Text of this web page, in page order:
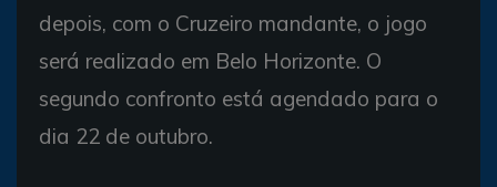
depois, com o Cruzeiro mandante, o jogo
será realizado em Belo Horizonte. O
segundo confronto está agendado para o
dia 22 de outubro.